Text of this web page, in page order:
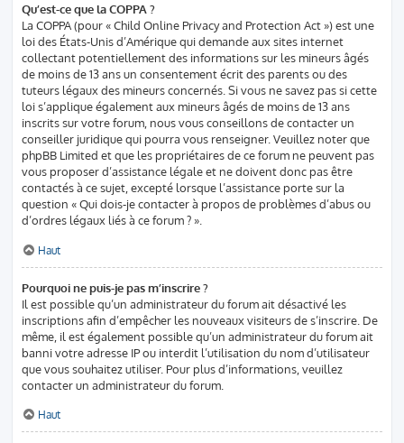
Qu’est-ce que la COPPA ?
La COPPA (pour « Child Online Privacy and Protection Act ») est une
loi des États-Unis d’Amérique qui demande aux sites internet
collectant potentiellement des informations sur les mineurs âgés
de moins de 13 ans un consentement écrit des parents ou des
tuteurs légaux des mineurs concernés. Si vous ne savez pas si cette
loi s’applique également aux mineurs âgés de moins de 13 ans
inscrits sur votre forum, nous vous conseillons de contacter un
conseiller juridique qui pourra vous renseigner. Veuillez noter que
phpBB Limited et que les propriétaires de ce forum ne peuvent pas
vous proposer d’assistance légale et ne doivent donc pas être
contactés à ce sujet, excepté lorsque l’assistance porte sur la
question « Qui dois-je contacter à propos de problèmes d’abus ou
d’ordres légaux liés à ce forum ? ».
Haut
Pourquoi ne puis-je pas m’inscrire ?
Il est possible qu’un administrateur du forum ait désactivé les
inscriptions afin d’empêcher les nouveaux visiteurs de s’inscrire. De
même, il est également possible qu’un administrateur du forum ait
banni votre adresse IP ou interdit l’utilisation du nom d’utilisateur
que vous souhaitez utiliser. Pour plus d’informations, veuillez
contacter un administrateur du forum.
Haut